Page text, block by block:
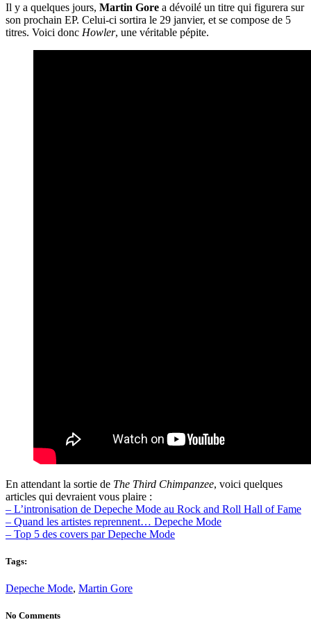
Il y a quelques jours, Martin Gore a dévoilé un titre qui figurera sur
son prochain EP. Celui-ci sortira le 29 janvier, et se compose de 5
titres. Voici donc Howler, une véritable pépite.
En attendant la sortie de The Third Chimpanzee, voici quelques
articles qui devraient vous plaire :
– L’intronisation de Depeche Mode au Rock and Roll Hall of Fame
– Quand les artistes reprennent… Depeche Mode
– Top 5 des covers par Depeche Mode
Tags:
Depeche Mode, Martin Gore
No Comments